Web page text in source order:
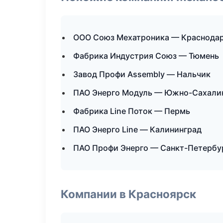
ООО Союз Мехатроника —
Фабрика Индустрия Союз — Тюмень
Завод Профи Assembly — Нальчик
ПАО Энерго Модуль — Южно-
Фабрика Line Поток — Пермь
ПАО Энерго Line — Калининград
ПАО Профи Энерго — Санкт-
Компании в Красноярск